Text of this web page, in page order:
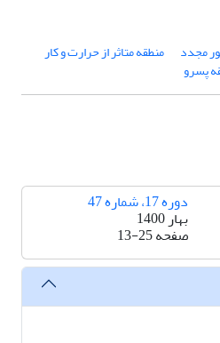
مجدد منطقه متاثر از حرارت و کار
پسرو
دوره 17، شماره 47
بهار 1400
صفحه13-25